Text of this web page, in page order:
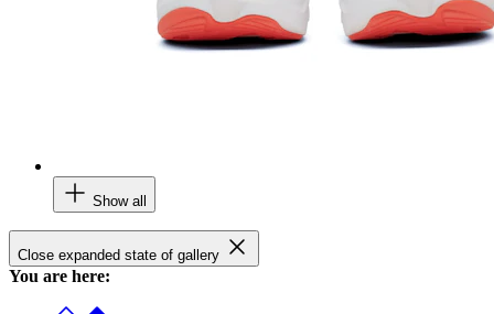
Show all
Close expanded state of gallery
You are here: